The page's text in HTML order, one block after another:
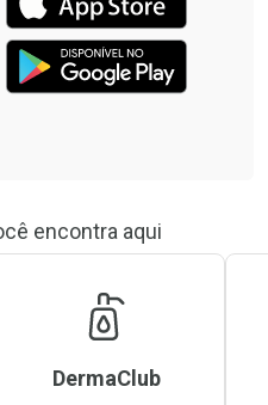
encontra aqui
DermaClub